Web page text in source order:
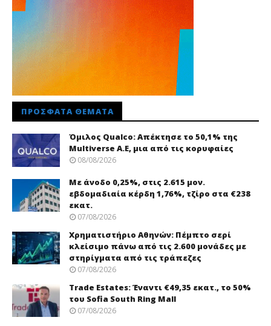
ΠΡΌΣΦΑΤΑ ΘΈΜΑΤΑ
Όμιλος Qualco: Απέκτησε το 50,1% της
Multiverse A.E, μια από τις κορυφαίες
08/08/2026
Με άνοδο 0,25%, στις 2.615 μον.
εβδομαδιαία κέρδη 1,76%, τζίρο στα €238
εκατ.
07/08/2026
Χρηματιστήριο Αθηνών: Πέμπτο σερί
κλείσιμο πάνω από τις 2.600 μονάδες με
στηρίγματα από τις τράπεζες
07/08/2026
Trade Εstates: Έναντι €49,35 εκατ., το 50%
του Sofia South Ring Mall
07/08/2026